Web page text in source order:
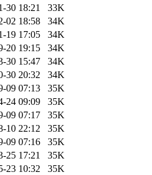
30 18:21
33K
02 18:58
34K
19 17:05
34K
20 19:15
34K
30 15:47
34K
30 20:32
34K
09 07:13
35K
24 09:09
35K
09 07:17
35K
10 22:12
35K
09 07:16
35K
25 17:21
35K
23 10:32
35K